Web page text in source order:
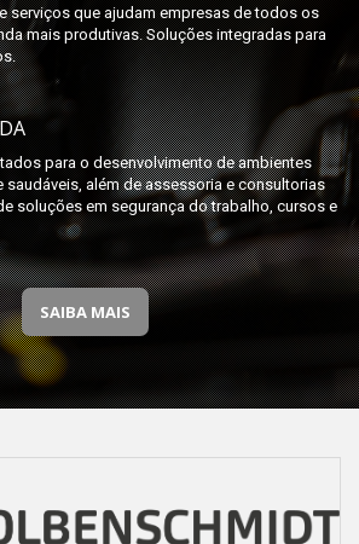
serviços que ajudam empresas de todos os
mais produtivas. Soluções integradas para
para o desenvolvimento de ambientes
além de assessoria e consultorias
soluções em segurança do trabalho, cursos e
SAIBA MAIS